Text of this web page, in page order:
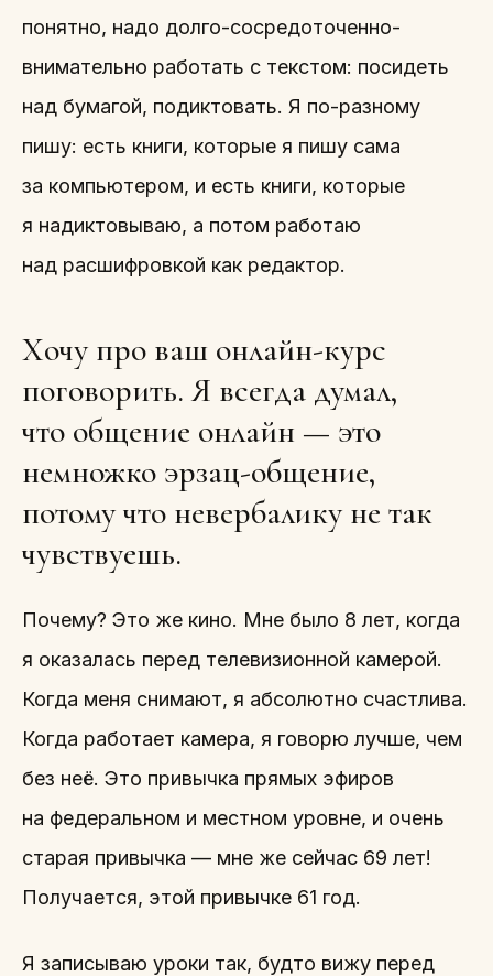
понятно, надо долго-сосредоточенно-
внимательно работать с текстом: посидеть
над бумагой, подиктовать. Я по-разному
пишу: есть книги, которые я пишу сама
за компьютером, и есть книги, которые
я надиктовываю, а потом работаю
над расшифровкой как редактор.
Хочу про ваш онлайн-курс
поговорить. Я всегда думал,
что общение онлайн — это
немножко эрзац-общение,
потому что невербалику не так
чувствуешь.
Почему? Это же кино. Мне было 8 лет, когда
я оказалась перед телевизионной камерой.
Когда меня снимают, я абсолютно счастлива.
Когда работает камера, я говорю лучше, чем
без неё. Это привычка прямых эфиров
на федеральном и местном уровне, и очень
старая привычка — мне же сейчас 69 лет!
Получается, этой привычке 61 год.
Я записываю уроки так, будто вижу перед